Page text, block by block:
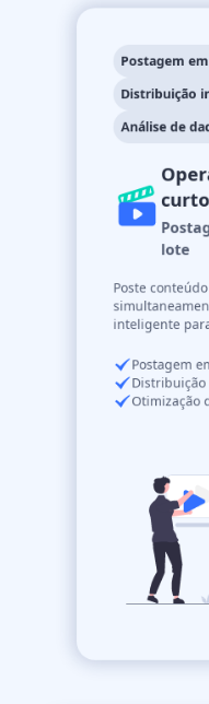
Postagem
Distribuição
Análise de
lote
Poste
inteligente
Postagem
Otimização